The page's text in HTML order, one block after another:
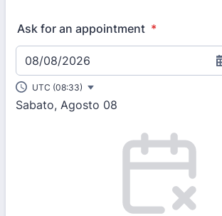
Ask for an appointment *
08/08/2026
Sabato, Agosto 08
UTC (08:33)